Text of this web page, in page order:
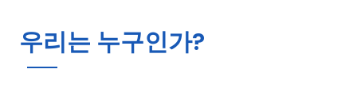
우리는 누구인가?